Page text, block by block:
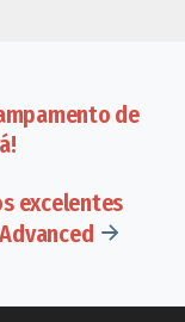
de
excelentes